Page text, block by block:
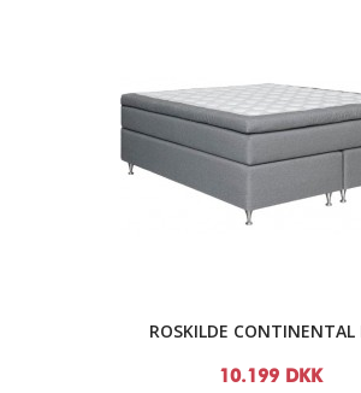
ROSKILDE CONTINENTAL
10.199 DKK